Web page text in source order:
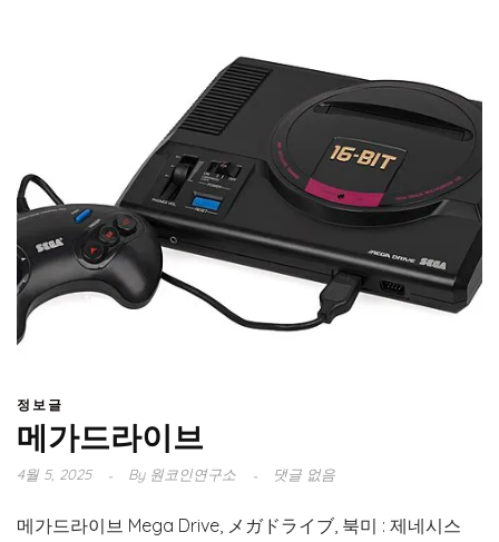
정보글
메가드라이브
4월 5, 2025 By원코인연구소 댓글 없음
메가드라이브 Mega Drive, メガドライブ, 북미 : 제네시스